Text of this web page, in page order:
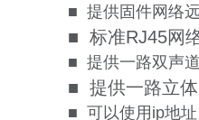
■ 提供固件网络
■ 标准RJ45网
■ 提供一路双声
■ 提供一路立
■ 可以使用ip地